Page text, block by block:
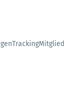
Tracking